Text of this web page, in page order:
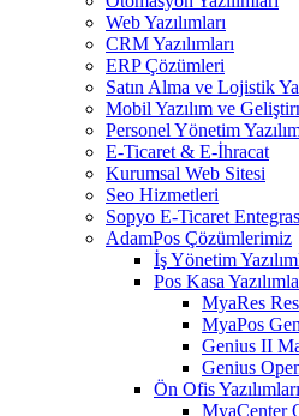
Web Yazılımları
CRM Yazılımları
ERP Çözümleri
Satın Alma ve Lojistik
Mobil Yazılım ve
Personel Yönetim
E-Ticaret & E-İhracat
Kurumsal Web Sitesi
Seo Hizmetleri
Sopyo E-Ticaret
AdamPos Çözümlerimiz
İş Yönetim
Pos Kasa
MyaRes
MyaPos
Genius II
Genius
Ön Ofis Yazılımları
MyaCenter